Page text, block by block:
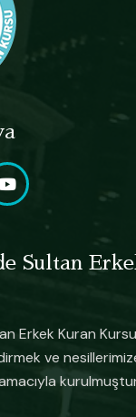
Sultan
Erkek Kuran
ve